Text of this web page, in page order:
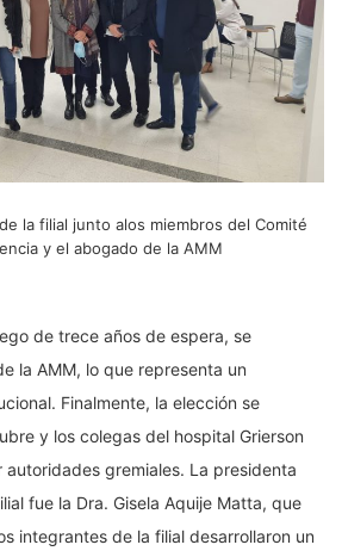
la filial junto alos miembros del Comité
y el abogado de la AMM
de trece años de espera, se
la AMM, lo que representa un
Finalmente, la elección se
y los colegas del hospital Grierson
gremiales. La presidenta
fue la Dra. Gisela Aquije Matta, que
integrantes de la filial desarrollaron un